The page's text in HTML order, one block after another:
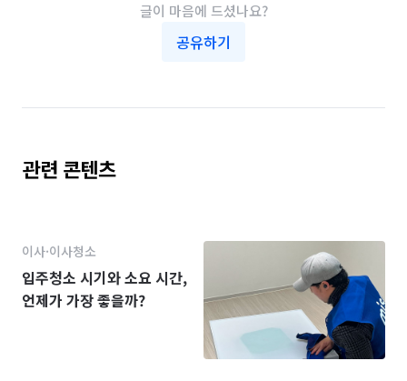
글이 마음에 드셨나요?
공유하기
관련 콘텐츠
이사·이사청소
입주청소 시기와 소요 시간,
언제가 가장 좋을까?